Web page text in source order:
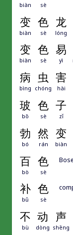
biàn sè
变 色 龙
biàn sè lóng
变 色 易
biàn sè yì
病 虫 害
bìng chóng hài
玻 色 子
bō sè zǐ
勃 然 变
bó rán biàn
百 色
bò sè
补 色
bǔ sè
不 动 声
bù dòng shēng